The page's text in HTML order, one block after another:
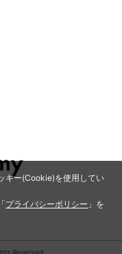
キー(Cookie)を使用してい
プライバシーポリシー 」を
Reserved.